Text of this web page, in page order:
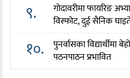
९.
गोदावरीमा फायरिङ
विस्फोट, दुई सैनिक
१०.
पुनर्वासका विद्यार्थीमा
पठनपाठन प्रभावित